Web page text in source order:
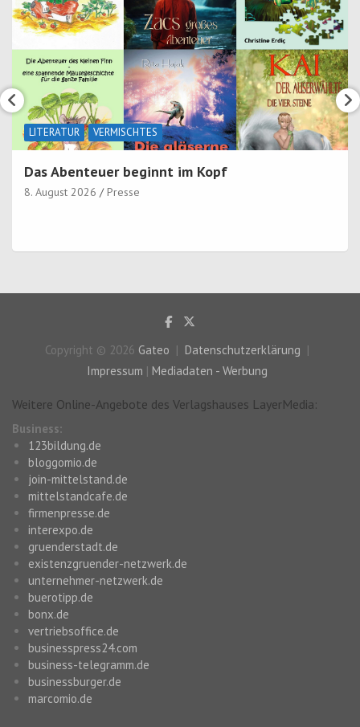
LITERATUR VERMISCHTES
Das Abenteuer beginnt im Kopf
8. August 2026 Presse
Copyright © 2026 Gateo
Datenschutzerklärung
Impressum | Mediadaten - Werbung
Weitere Online-Angebote des Verlagshauses LayerMedia:
Business:
123bildung.de
bloggomio.de
join-mittelstand.de
mittelstandcafe.de
firmenpresse.de
interexpo.de
gruenderstadt.de
existenzgruender-netzwerk.de
unternehmer-netzwerk.de
buerotipp.de
bonx.de
vertriebsoffice.de
businesspress24.com
business-telegramm.de
businessburger.de
marcomio.de